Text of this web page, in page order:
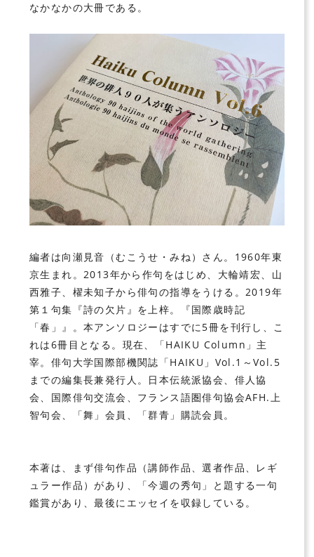
なかなかの大冊である。
編者は向瀬見音（むこうせ・みね）さん。1960年東
京生まれ。2013年から作句をはじめ、大輪靖宏、山
西雅子、櫂未知子から俳句の指導をうける。2019年
第１句集『詩の欠片』を上梓。『国際歳時記
「春」』。本アンソロジーはすでに5冊を刊行し、こ
れは6冊目となる。現在、「HAIKU Column」主
宰。俳句大学国際部機関誌「HAIKU」Vol.1～Vol.5
までの編集長兼発行人。日本伝統派協会、俳人協
会、国際俳句交流会、フランス語圏俳句協会AFH.上
智句会、「舞」会員、「群青」購読会員。
本著は、まず俳句作品（講師作品、選者作品、レギ
ュラー作品）があり、「今週の秀句」と題する一句
鑑賞があり、最後にエッセイを収録している。